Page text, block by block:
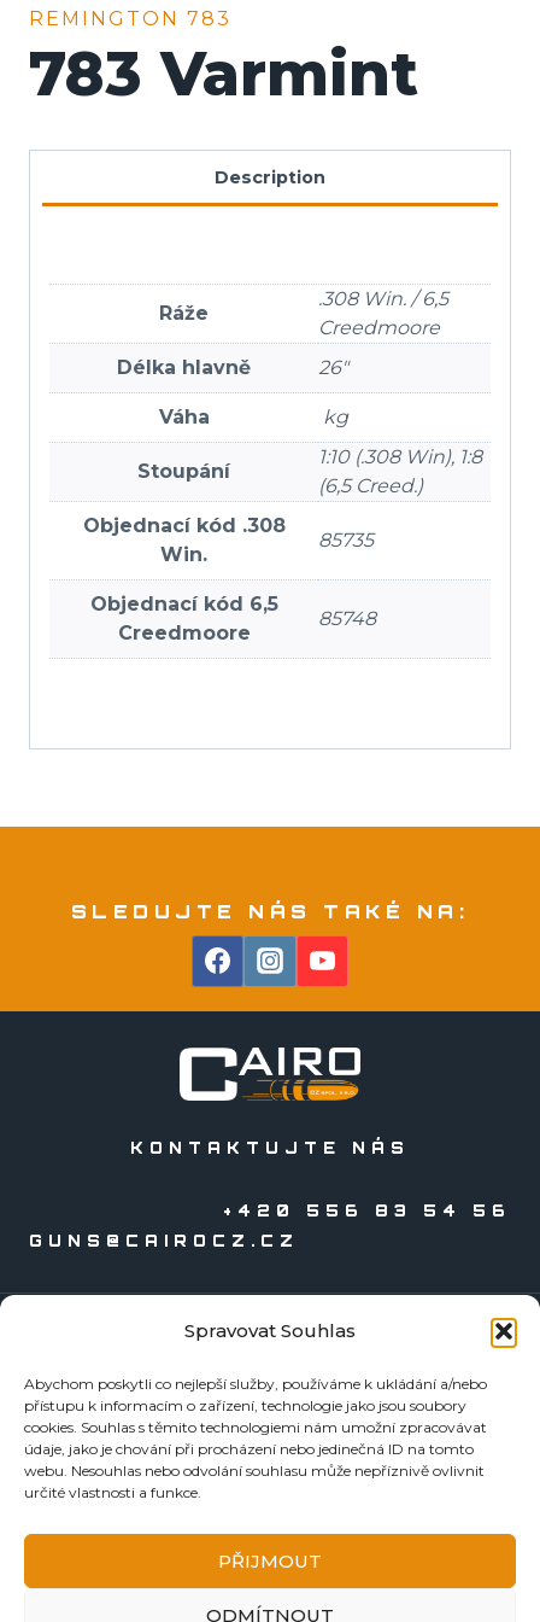
Spravovat Souhlas
Abychom poskytli co nejlepší služby, používáme k ukládání a/nebo
přístupu k informacím o zařízení, technologie jako jsou soubory
cookies. Souhlas s těmito technologiemi nám umožní zpracovávat
údaje, jako je chování při procházení nebo jedinečná ID na tomto
webu. Nesouhlas nebo odvolání souhlasu může nepříznivě ovlivnit
určité vlastnosti a funkce.
PŘIJMOUT
ODMÍTNOUT
REMINGTON 783
783 Varmint
Description
Ráže
.308 Win. / 6,5
Creedmoore
Délka hlavně
26″
Váha kg
Stoupání
1:10 (.308 Win), 1:8
(6,5 Creed.)
Objednací kód .308
Win.
85735
Objednací kód 6,5
Creedmoore
85748
SLEDUJTE NÁS TAKÉ NA:
KONTAKTUJTE NÁS
+420 556 83 54 56
GUNS@CAIROCZ.CZ
Zbraně
Náboje
Reloading
Doplňky